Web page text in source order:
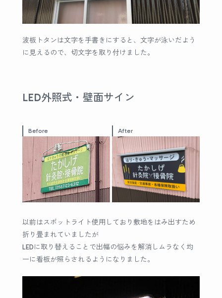
波板トタンは文字を手書きにすると、文字が泳いだよう
に見えるので、切文字を取り付けました。
LED外照式・壁面サイン
Before After
以前はスポットライト使用しており敷地をはみ出すため
折り畳まれていましたが
LEDに取り替えることで出幅の悩みを解消しムラなく均
一に看板が照らされるようになりました。